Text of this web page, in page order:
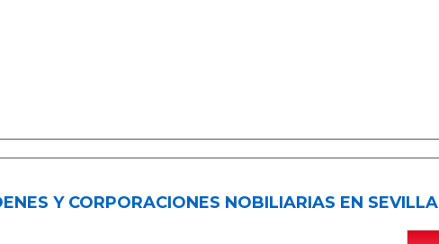
Y CORPORACIONES NOBILIARIAS EN SEVILLA